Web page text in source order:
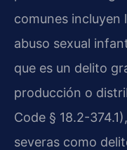
comunes incluyen
abuso sexual
que es un delito
producción o
Code § 18.2-
severas como